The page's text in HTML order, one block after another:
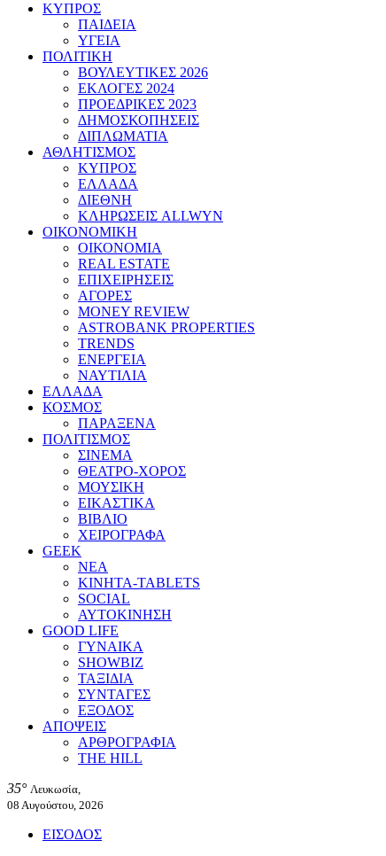
ΚΥΠΡΟΣ
ΠΑΙΔΕΙΑ
ΥΓΕΙΑ
ΠΟΛΙΤΙΚΗ
ΒΟΥΛΕΥΤΙΚΕΣ 2026
ΕΚΛΟΓΕΣ 2024
ΠΡΟΕΔΡΙΚΕΣ 2023
ΔΗΜΟΣΚΟΠΗΣΕΙΣ
ΔΙΠΛΩΜΑΤΙΑ
ΑΘΛΗΤΙΣΜΟΣ
ΚΥΠΡΟΣ
ΕΛΛΑΔΑ
ΔΙΕΘΝΗ
ΚΛΗΡΩΣΕΙΣ ALLWYN
ΟΙΚΟΝΟΜΙΚΗ
ΟΙΚΟΝΟΜΙΑ
REAL ESTATE
ΕΠΙΧΕΙΡΗΣΕΙΣ
ΑΓΟΡΕΣ
MONEY REVIEW
ASTROBANK PROPERTIES
TRENDS
ΕΝΕΡΓΕΙΑ
ΝΑΥΤΙΛΙΑ
ΕΛΛΑΔΑ
ΚΟΣΜΟΣ
ΠΑΡΑΞΕΝΑ
ΠΟΛΙΤΙΣΜΟΣ
ΣΙΝΕΜΑ
ΘΕΑΤΡΟ-ΧΟΡΟΣ
ΜΟΥΣΙΚΗ
ΕΙΚΑΣΤΙΚΑ
ΒΙΒΛΙΟ
ΧΕΙΡΟΓΡΑΦΑ
GEEK
ΝΕΑ
ΚΙΝΗΤΑ-TABLETS
SOCIAL
ΑΥΤΟΚΙΝΗΣΗ
GOOD LIFE
ΓΥΝΑΙΚΑ
SHOWBIZ
ΤΑΞΙΔΙΑ
ΣΥΝΤΑΓΕΣ
ΕΞΟΔΟΣ
ΑΠΟΨΕΙΣ
ΑΡΘΡΟΓΡΑΦΙΑ
THE HILL
35° Λευκωσία,
08 Αυγούστου, 2026
ΕΙΣΟΔΟΣ